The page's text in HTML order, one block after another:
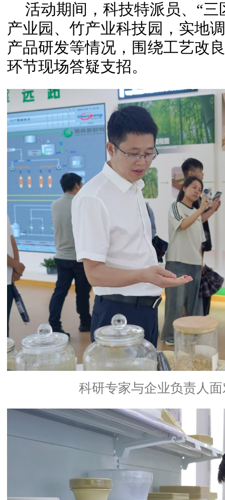
活动期间，科技特派员、“
产业园、竹产业科技园，实地
产品研发等情况，围绕工艺改
环节现场答疑支招。
科研专家与企业负责人